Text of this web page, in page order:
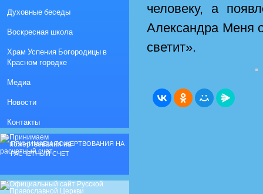
человеку, а
Александра Меня
светит».
Духовные беседы
Воскресная школа
Храм Успения Богородицы в
Красном городке
Медиа
Новости
Контакты
ПРИНИМАЕМ ПОЖЕРТВОВАНИЯ НА
РАСЧЕТНЫЙ СЧЕТ